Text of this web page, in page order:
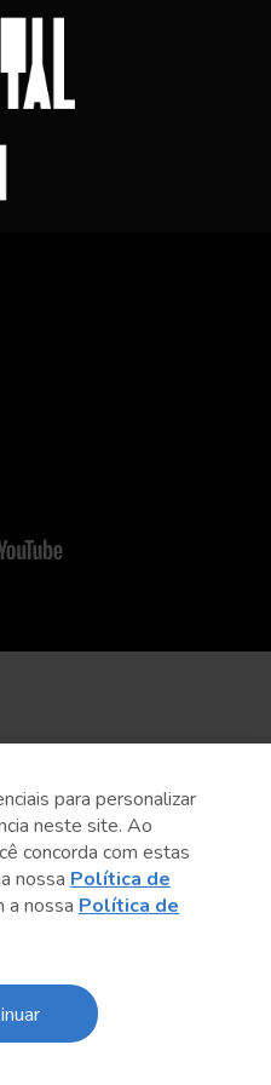
para personalizar
neste site. Ao
concorda com estas
nossa Política de
a nossa Política de